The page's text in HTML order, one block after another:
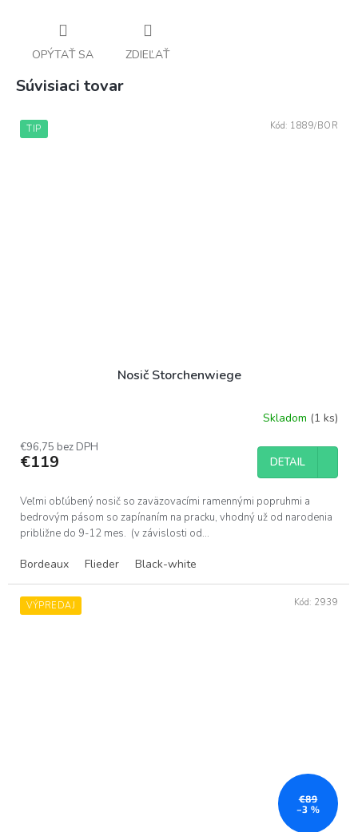
OPÝTAŤ SA ZDIEĽAŤ
Súvisiaci tovar
TIP
Nosič Storchenwiege
produktu
je
z
5
hviezdičiek.
Skladom (1 ks)
€96,75 bez DPH
€119 DETAIL
Veľmi obľúbený nosič so zaväzovacími ramennými popruhmi a
bedrovým pásom so zapínaním na pracku, vhodný už od narodenia
približne do 9-12 mes. (v závislosti od...
Bordeaux Flieder Black-white
Kód: 1889/BOR
VÝPREDAJ
€89
–3 %
Kód: 2939